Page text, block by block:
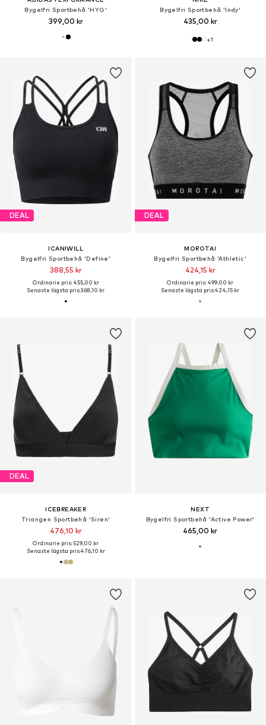
Bygelfri Sportbehå 'HYG'
399,00 kr
Bygelfri Sportbehå 'Indy'
435,00 kr
+1
DEAL
ICANIWILL
Bygelfri Sportbehå 'Define'
388,55 kr
Ordinarie pris: 455,00 kr
Senaste lägsta pris:368,10 kr
DEAL
MOROTAI
Bygelfri Sportbehå 'Athletic'
424,15 kr
Ordinarie pris: 499,00 kr
Senaste lägsta pris:424,15 kr
DEAL
ICEBREAKER
Triangen Sportbehå 'Siren'
476,10 kr
Ordinarie pris: 529,00 kr
Senaste lägsta pris:476,10 kr
NEXT
Bygelfri Sportbehå 'Active Power'
465,00 kr